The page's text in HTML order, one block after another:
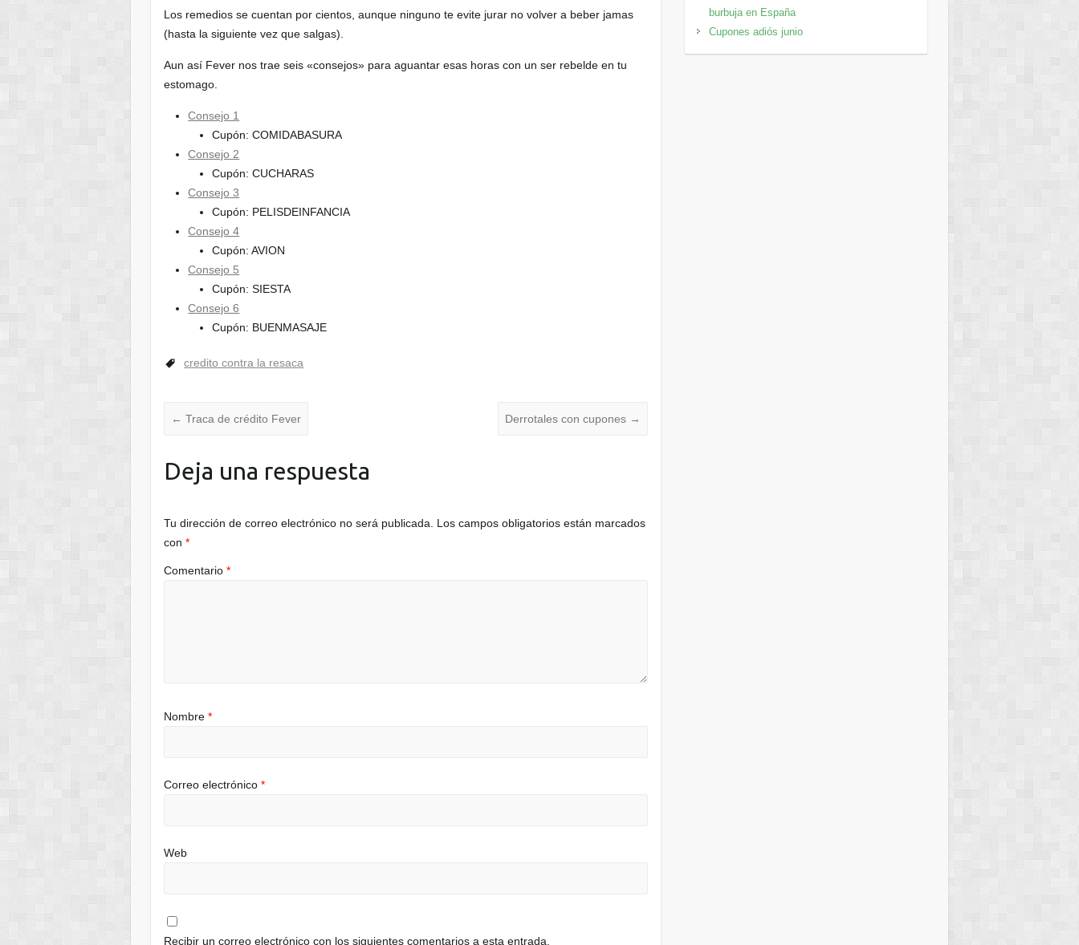
Los remedios se cuentan por cientos, aunque ninguno te evite jurar no volver a beber jamas
(hasta la siguiente vez que salgas).
Aun así Fever nos trae seis «consejos» para aguantar esas horas con un ser rebelde en tu
estomago.
Consejo 1
Cupón: COMIDABASURA
Consejo 2
Cupón: CUCHARAS
Consejo 3
Cupón: PELISDEINFANCIA
Consejo 4
Cupón: AVION
Consejo 5
Cupón: SIESTA
Consejo 6
Cupón: BUENMASAJE
credito contra la resaca
← Traca de crédito Fever Derrotales con cupones →
Deja una respuesta
Tu dirección de correo electrónico no será publicada.
Los campos obligatorios están marcados
con*
Comentario*
Nombre*
Correo electrónico*
Web
Recibir un correo electrónico con los siguientes comentarios a esta entrada.
burbuja en España
Cupones adiós junio